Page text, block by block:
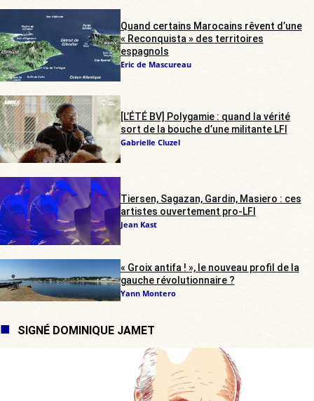
Quand certains Marocains rêvent d’une
« Reconquista » des territoires
espagnols
Eric de Mascureau
[L’ÉTÉ BV] Polygamie : quand la vérité
sort de la bouche d’une militante LFI
Gabrielle Cluzel
Tiersen, Sagazan, Gardin, Masiero : ces
artistes ouvertement pro-LFI
Jean Kast
« Groix antifa ! », le nouveau profil de la
gauche révolutionnaire ?
Yann Montero
SIGNÉ DOMINIQUE JAMET